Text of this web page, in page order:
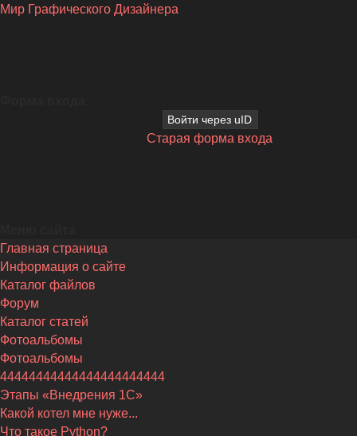
Мир Графического Дизайнера
Войти через uID
Старая форма входа
Главная страница
Информация о сайте
Каталог файлов
Форум
Каталог статей
Фотоальбомы
Фотоальбомы
44444444444444444444444
Этапы «Внедрения 1С»
Какой котел мне нуже...
Что такое Python?